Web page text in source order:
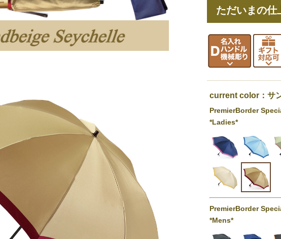
ただいまの仕
current color：サ
PremierBorder
*Ladies*
PremierBorder
*Mens*